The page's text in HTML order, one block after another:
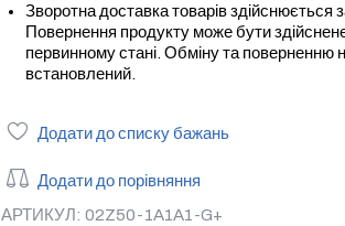
Зворотна доставка товарів здійснюється
Повернення продукту може бути
первинному стані. Обміну та поверненню
встановлений.
Додати до списку бажань
Додати до порівняння
АРТИКУЛ: 02Z50-1A1A1-G+